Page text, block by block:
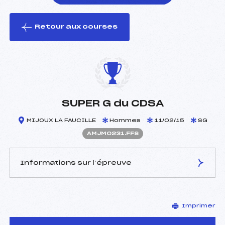
le ski
Retour aux courses
SUPER G du CDSA
MIJOUX LA FAUCILLE Hommes 11/02/15 SG
AMJM0231.FFS
Informations sur l’épreuve
GUICHON J CHRISTOPHE
(MJ)
Imprimer